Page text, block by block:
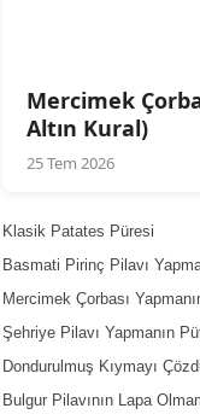
Mercimek
Altın Kural)
25 Tem 2026
Klasik Patates Püresi
Basmati Pirinç Pilavı
Mercimek Çorbası
Şehriye Pilavı Yapmanın
Dondurulmuş Kıymayı
Bulgur Pilavının Lapa